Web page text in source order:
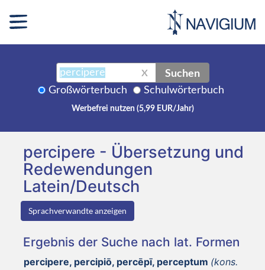
X Suchen
Großwörterbuch Schulwörterbuch
Werbefrei nutzen (5,99 EUR/Jahr)
percipere - Übersetzung und
Redewendungen
Latein/Deutsch
Sprachverwandte anzeigen
Ergebnis der Suche nach lat. Formen
percipere, percipiō, percēpī, perceptum (kons.